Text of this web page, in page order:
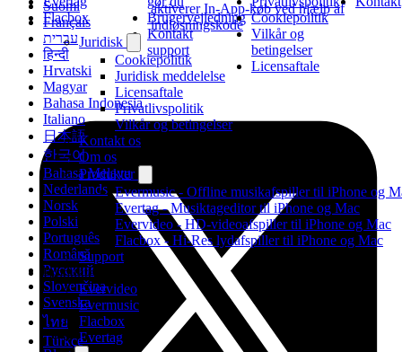
aktiverer In-App-køb ved hjælp af
indløsningskode
Juridisk
Cookiepolitik
Juridisk meddelelse
Licensaftale
Privatlivspolitik
Vilkår og betingelser
Kontakt os
Om os
Produkter
Evermusic - Offline musikafspiller til iPhone og
Evertag - Musiktageditor til iPhone og Mac
Evervideo - HD-videoafspiller til iPhone og Mac
Flacbox - Hi-Res lydafspiller til iPhone og Mac
Support
Produkter
Evervideo
Evermusic
Flacbox
Evertag
Suomi
Français
עברית
हिन्दी
Hrvatski
Magyar
Bahasa Indonesia
Italiano
日本語
한국어
Bahasa Melayu
Nederlands
Norsk
Polski
Português
Română
Русский
Slovenčina
Svenska
ไทย
Türkçe
Flacbox
Brugervejledning
Kontakt
support
Cookiepolitik
Vilkår og
betingelser
Licensaftale